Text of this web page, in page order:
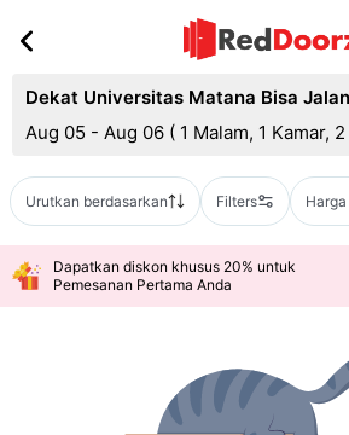
Dekat Universitas Matana Bisa
Aug 05 - Aug 06 ( 1 Malam, 1 Kamar,
Urutkan berdasarkan Filters
Dapatkan diskon khusus 20% untuk
Pemesanan Pertama Anda